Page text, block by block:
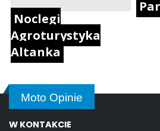
Noclegi
Agroturystyka
Altanka
Moto Opinie
W KONTAKCIE